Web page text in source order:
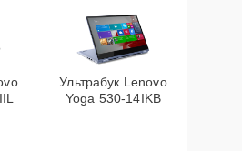
Ультрабук Lenovo
Yoga 530-14IKB